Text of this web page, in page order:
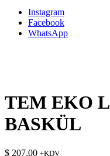
Instagram
Facebook
WhatsApp
TEM EKO
BASKÜL
$ 207.00 +KDV